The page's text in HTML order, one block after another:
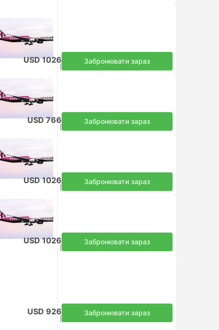
USD 1026
Податки включено
на дорослого
Забронювати зараз
USD 766
Податки включено
на дорослого
Забронювати зараз
USD 1026
Податки включено
на дорослого
Забронювати зараз
USD 1026
Податки включено
на дорослого
Забронювати зараз
USD 926
Податки включено
на дорослого
Забронювати зараз